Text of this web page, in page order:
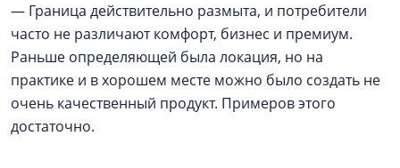
— Граница действительно размыта, и потребители
часто не различают комфорт, бизнес и премиум.
Раньше определяющей была локация, но на
практике и в хорошем месте можно было создать не
очень качественный продукт. Примеров этого
достаточно.